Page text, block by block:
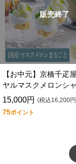
販売終了
【お中元】京橋千疋
ヤルマスクメロンシ
ト ２２０１
15,000円 (税込16,200
75ポイント